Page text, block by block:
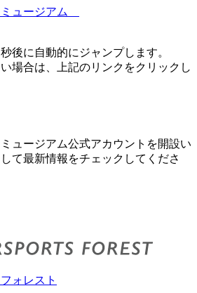
ミュージアム
後に自動的にジャンプします。
場合は、上記のリンクをクリックし
ュージアム公式アカウントを開設い
て最新情報をチェックしてくださ
ォレスト